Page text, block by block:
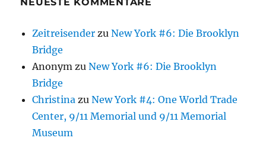
NEUESTE KOMMENTARE
Zeitreisender zuNew York #6: Die Brooklyn
Bridge
Anonym zuNew York #6: Die Brooklyn
Bridge
Christina zuNew York #4: One World Trade
Center, 9/11 Memorial und 9/11 Memorial
Museum